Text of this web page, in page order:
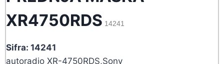
XR4750RDS 14241
Sifra: 14241
autoradio XR-4750RDS,Sony